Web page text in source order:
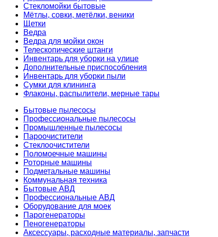
Стекломойки бытовые
Мётлы, совки, метёлки, веники
Щетки
Ведра
Ведра для мойки окон
Телескопические штанги
Инвентарь для уборки на улице
Дополнительные приспособления
Инвентарь для уборки пыли
Сумки для клининга
Флаконы, распылители, мерные тары
Бытовые пылесосы
Профессиональные пылесосы
Промышленные пылесосы
Пароочистители
Стеклоочистители
Поломоечные машины
Роторные машины
Подметальные машины
Коммунальная техника
Бытовые АВД
Профессиональные АВД
Оборудование для моек
Парогенераторы
Пеногенераторы
Аксессуары, расходные материалы, запчасти